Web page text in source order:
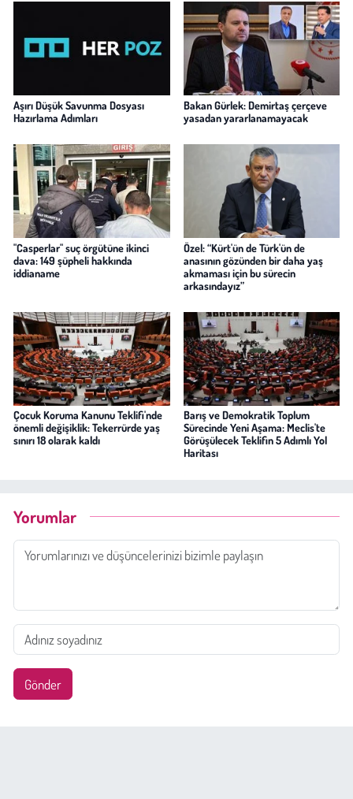
Aşırı Düşük Savunma Dosyası
Hazırlama Adımları
Bakan Gürlek: Demirtaş çerçeve
yasadan yararlanamayacak
"Casperlar" suç örgütüne ikinci
dava: 149 şüpheli hakkında
iddianame
Özel: “Kürt'ün de Türk'ün de
anasının gözünden bir daha yaş
akmaması için bu sürecin
arkasındayız”
Çocuk Koruma Kanunu Teklifi'nde
önemli değişiklik: Tekerrürde yaş
sınırı 18 olarak kaldı
Barış ve Demokratik Toplum
Sürecinde Yeni Aşama: Meclis'te
Görüşülecek Teklifin 5 Adımlı Yol
Haritası
Yorumlar
Gönder